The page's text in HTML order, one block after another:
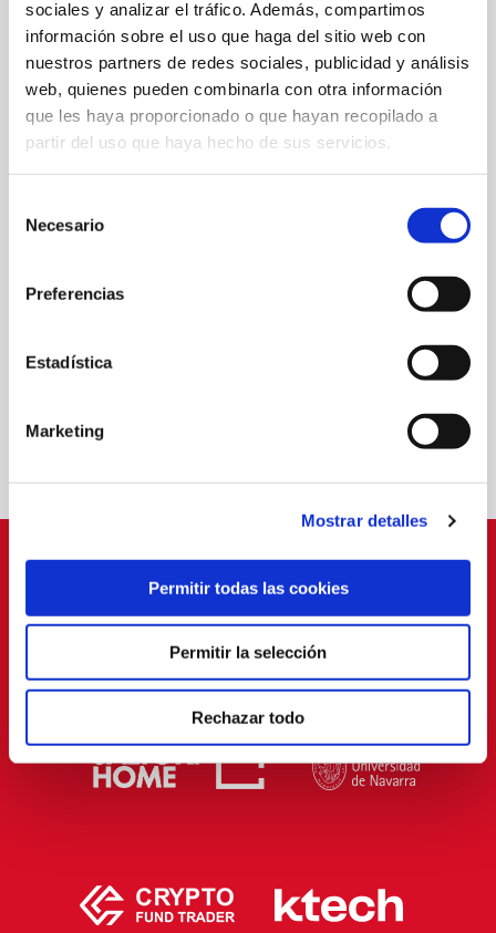
sociales y analizar el tráfico. Además, compartimos
información sobre el uso que haga del sitio web con
nuestros partners de redes sociales, publicidad y análisis
web, quienes pueden combinarla con otra información
que les haya proporcionado o que hayan recopilado a
partir del uso que haya hecho de sus servicios.
Necesario
Preferencias
Estadística
Marketing
Mostrar detalles
Permitir todas las cookies
Permitir la selección
Rechazar todo
2010'S
2020 TO TODAY